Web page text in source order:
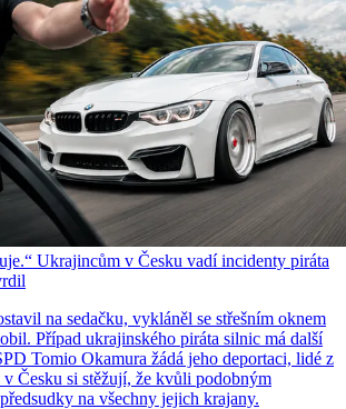
Ukrajincům v Česku vadí incidenty piráta
na sedačku, vykláněl se střešním oknem
Případ ukrajinského piráta silnic má další
Tomio Okamura žádá jeho deportaci, lidé z
Česku si stěžují, že kvůli podobným
na všechny jejich krajany.